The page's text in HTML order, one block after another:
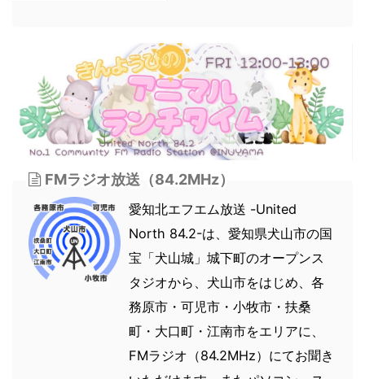
FMラジオ放送（84.2MHz）
愛知北エフエム放送 -United
North 84.2-は、愛知県犬山市の国
宝「犬山城」城下町のオープンス
タジオから、犬山市をはじめ、各
務原市・可児市・小牧市・扶桑
町・大口町・江南市をエリアに、
FMラジオ（84.2MHz）にてお聞き